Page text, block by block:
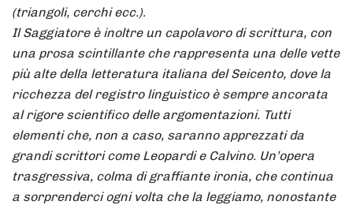
(triangoli, cerchi ecc.).
Il Saggiatore è inoltre un capolavoro di scrittura, con
una prosa scintillante che rappresenta una delle vette
più alte della letteratura italiana del Seicento, dove la
ricchezza del registro linguistico è sempre ancorata
al rigore scientifico delle argomentazioni. Tutti
elementi che, non a caso, saranno apprezzati da
grandi scrittori come Leopardi e Calvino. Un’opera
trasgressiva, colma di graffiante ironia, che continua
a sorprenderci ogni volta che la leggiamo, nonostante